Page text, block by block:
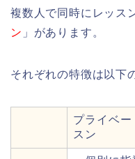
複数人で同時にレッス
ン 」があります。
それぞれの特徴は以下
プライベー
スン